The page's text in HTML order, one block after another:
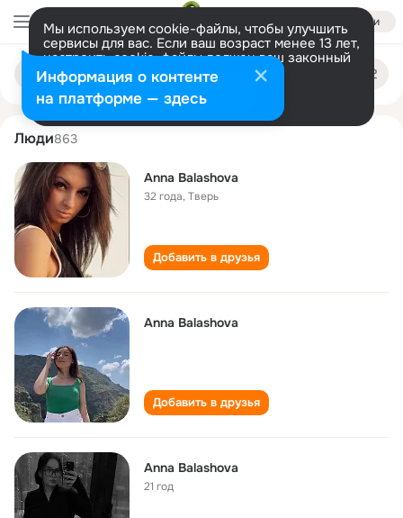
Войти
Мы используем cookie-файлы, чтобы улучшить
сервисы для вас. Если ваш возраст менее 13 лет,
настроить cookie-файлы должен ваш законный
представитель. Больше информации
Разрешить все Настроить
Поиск
людям
anna balashova
Люди863
Anna Balashova
32 года,Тверь
Добавить в друзья
Anna Balashova
Добавить в друзья
Anna Balashova
21 год
Информация о контенте
на платформе — здесь